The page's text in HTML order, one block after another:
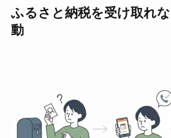
ふるさと納税を受け取れ
動